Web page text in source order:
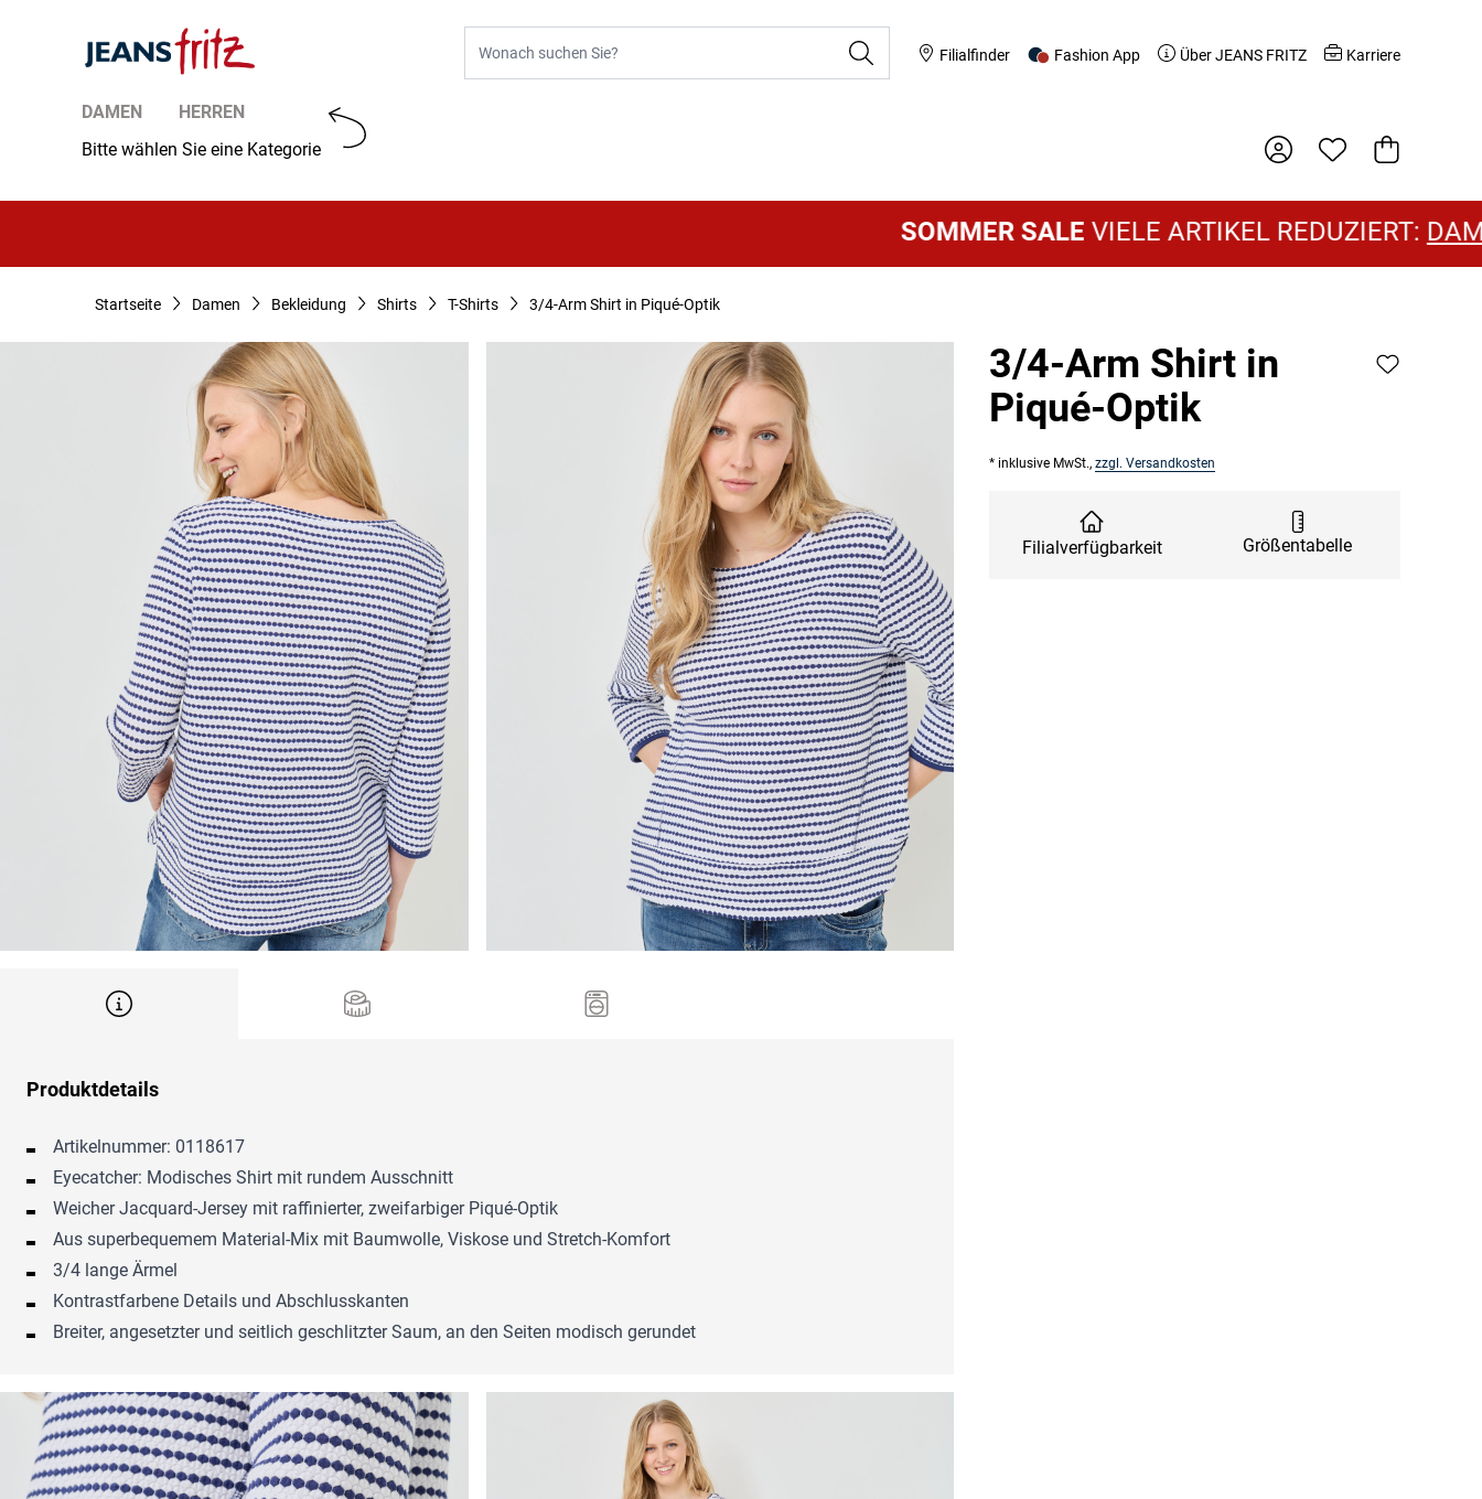
Filialfinder Fashion App Über JEANS FRITZ Karriere
DAMEN
HERREN
Bitte wählen Sie eine Kategorie
Warenkorb
SOMMER SALEVIELE ARTIKEL REDUZIERT:DAMEN
Startseite Damen Bekleidung Shirts T-Shirts 3/4-Arm Shirt in Piqué-Optik
Produktdetails
Artikelnummer: 0118617
Eyecatcher: Modisches Shirt mit rundem Ausschnitt
Weicher Jacquard-Jersey mit raffinierter, zweifarbiger Piqué-Optik
Aus superbequemem Material-Mix mit Baumwolle, Viskose und Stretch-Komfort
3/4 lange Ärmel
Kontrastfarbene Details und Abschlusskanten
Breiter, angesetzter und seitlich geschlitzter Saum, an den Seiten modisch gerundet
3/4-Arm Shirt in
Piqué-Optik
* inklusive MwSt., zzgl. Versandkosten
Filialverfügbarkeit Größentabelle